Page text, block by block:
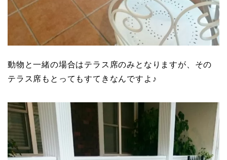
動物と一緒の場合はテラス席のみとなりますが、その
テラス席もとってもすてきなんですよ♪